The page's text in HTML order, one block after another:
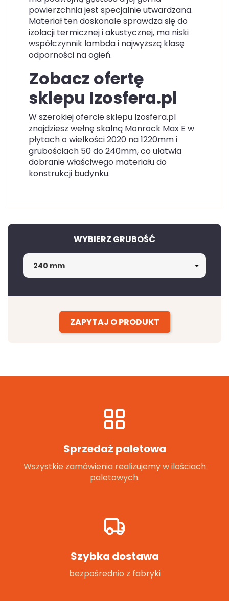
powierzchnia jest specjalnie utwardzana.
Materiał ten doskonale sprawdza się do
izolacji termicznej i akustycznej, ma niski
współczynnik lambda i najwyższą klasę
odporności na ogień.
Zobacz ofertę
sklepu Izosfera.pl
W szerokiej ofercie sklepu Izosfera.pl
znajdziesz wełnę skalną Monrock Max E w
płytach o wielkości 2020 na 1220mm i
grubościach 50 do 240mm, co ułatwia
dobranie właściwego materiału do
konstrukcji budynku.
WYBIERZ GRUBOŚĆ
ZAPYTAJ O PRODUKT
Sprzedaż paletowa
Wszystkie zamówienia realizujemy w ilościach
paletowych.
Szybka dostawa
bezpośrednio z fabryki